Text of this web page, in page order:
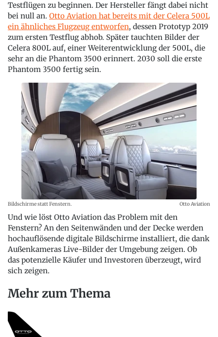
Testflügen zu beginnen. Der Hersteller fängt dabei nicht
bei null an. Otto Aviation hat bereits mit der Celera 500L
ein ähnliches Flugzeug entworfen, dessen Prototyp 2019
zum ersten Testflug abhob. Später tauchten Bilder der
Celera 800L auf, einer Weiterentwicklung der 500L, die
sehr an die Phantom 3500 erinnert. 2030 soll die erste
Phantom 3500 fertig sein.
Bildschirme statt Fenstern. Otto Aviation
Und wie löst Otto Aviation das Problem mit den
Fenstern? An den Seitenwänden und der Decke werden
hochauflösende digitale Bildschirme installiert, die dank
Außenkameras Live-Bilder der Umgebung zeigen. Ob
das potenzielle Käufer und Investoren überzeugt, wird
sich zeigen.
Mehr zum Thema